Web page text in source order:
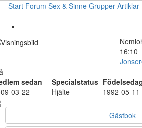
Start Forum Sex & Sinne Grupper Artiklar
16:10
sedan
Specialstatus
03-22
Hjälte 1992-05-11
Gästbok